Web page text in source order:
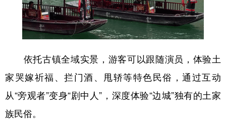
依托古镇全域实景，游客可以跟随演员，体验土
家哭嫁祈福、拦门酒、甩轿等特色民俗，通过互动
从“旁观者”变身“剧中人”，深度体验“边城”独有的土家
族民俗。